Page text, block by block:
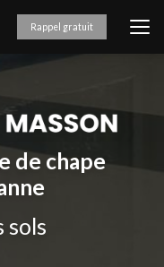
Rappel gratuit
de chape
sols